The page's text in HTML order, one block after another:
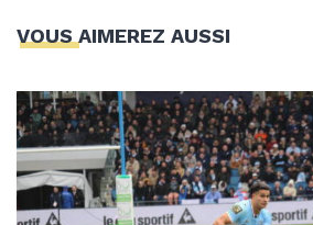
VOUS AIMEREZ AUSSI